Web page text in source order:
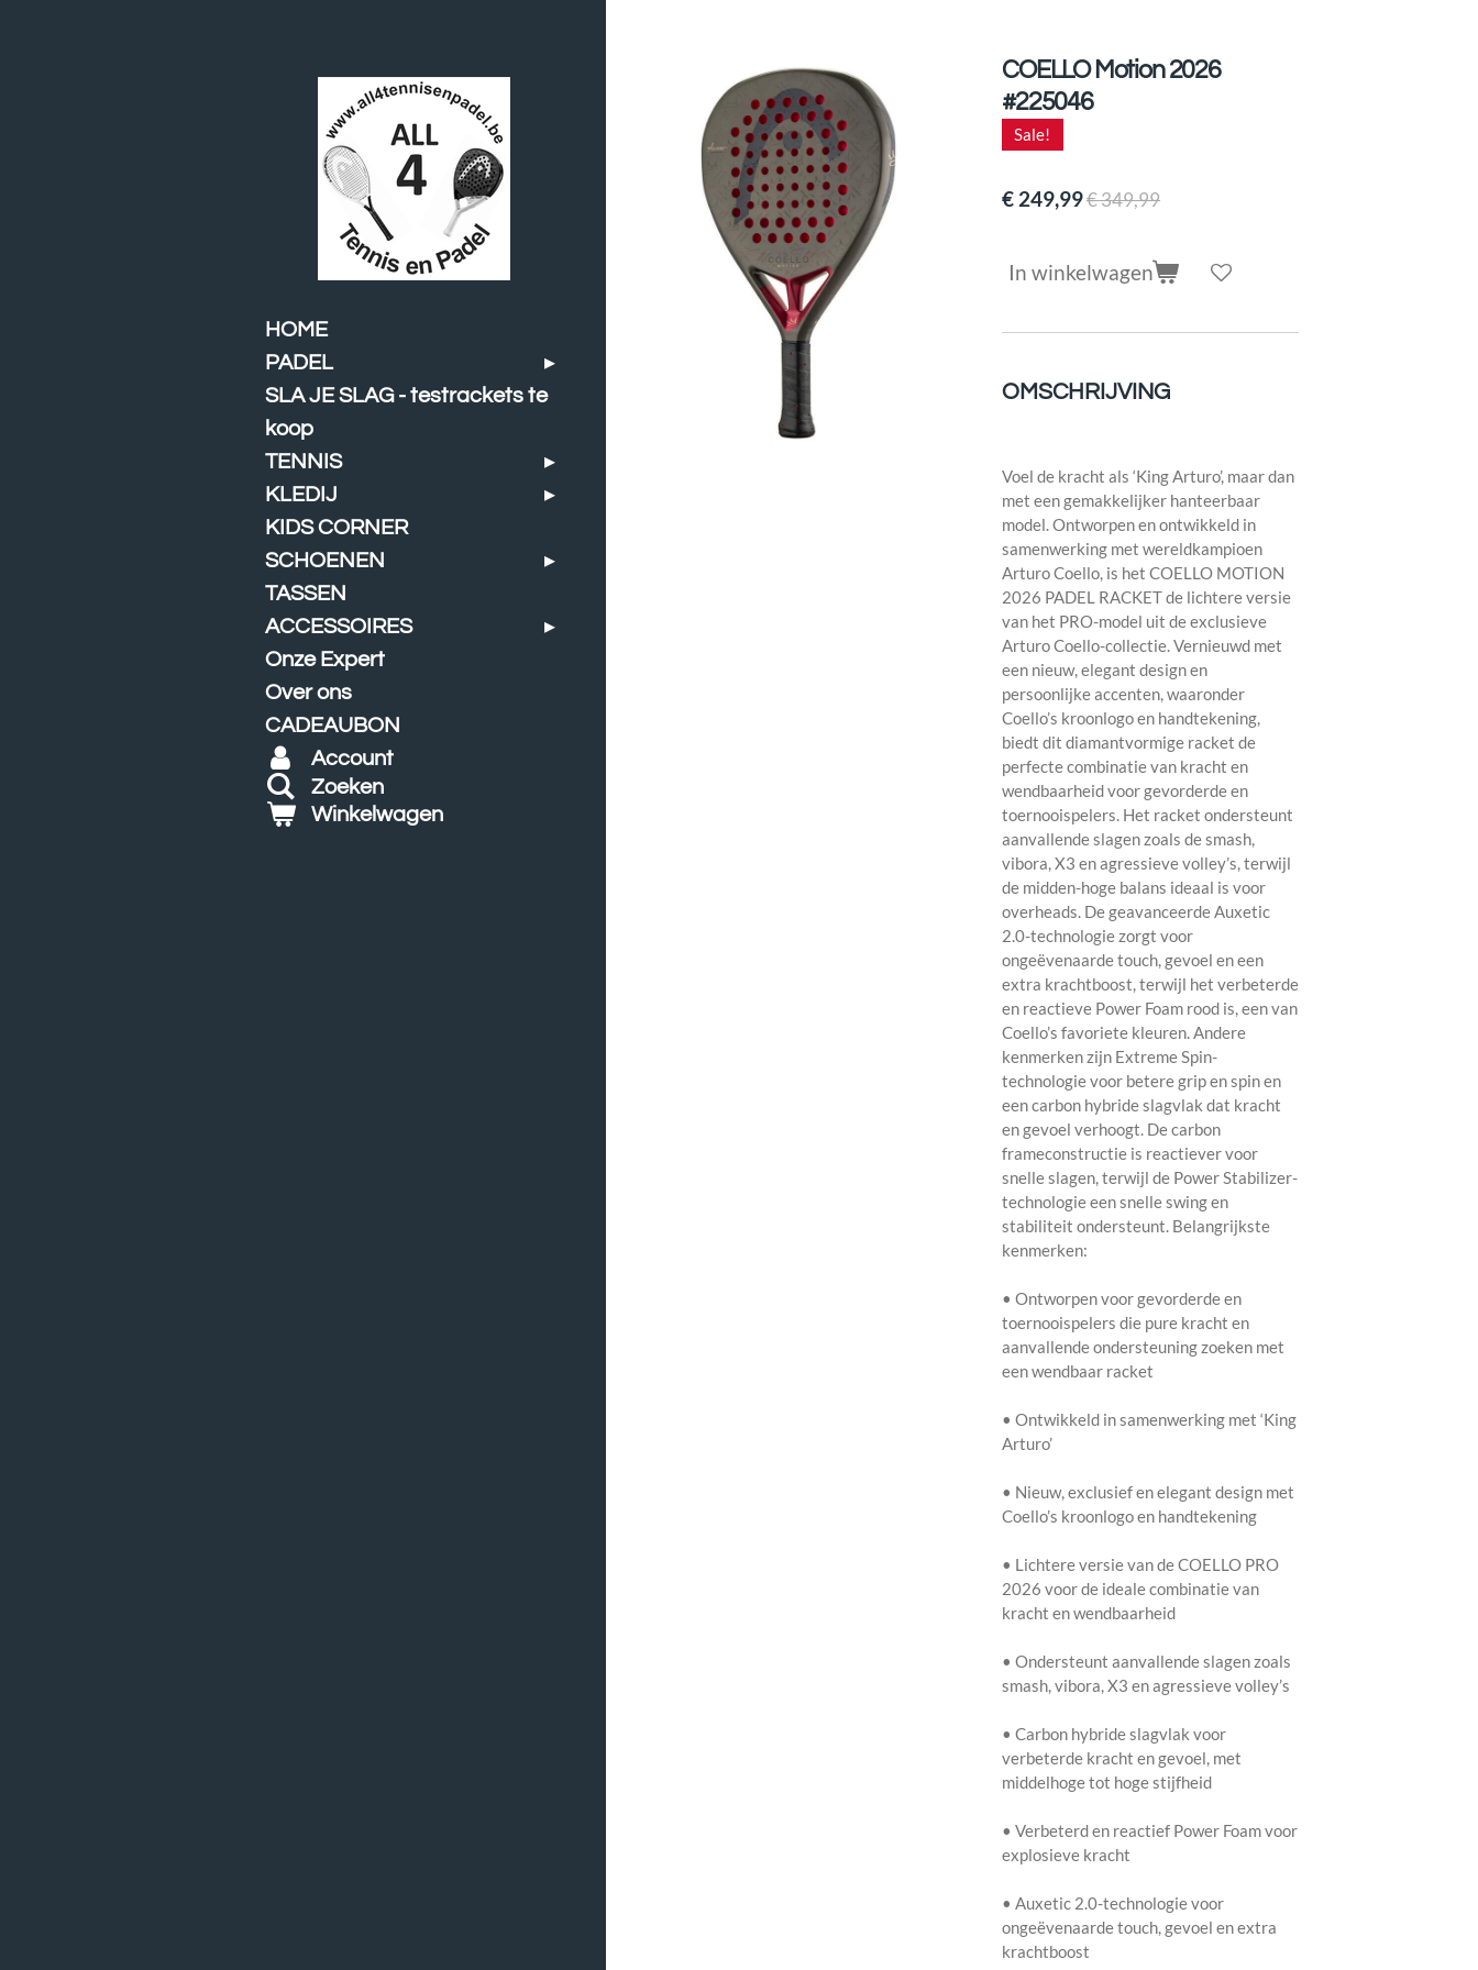
COELLO Motion 2026
#225046
Sale!
€ 249,99€ 349,99
In winkelwagen
OMSCHRIJVING
Voel de kracht als ‘King Arturo’, maar dan
met een gemakkelijker hanteerbaar
model. Ontworpen en ontwikkeld in
samenwerking met wereldkampioen
Arturo Coello, is het COELLO MOTION
2026 PADEL RACKET de lichtere versie
van het PRO-model uit de exclusieve
Arturo Coello-collectie. Vernieuwd met
een nieuw, elegant design en
persoonlijke accenten, waaronder
Coello’s kroonlogo en handtekening,
biedt dit diamantvormige racket de
perfecte combinatie van kracht en
wendbaarheid voor gevorderde en
toernooispelers. Het racket ondersteunt
aanvallende slagen zoals de smash,
vibora, X3 en agressieve volley’s, terwijl
de midden-hoge balans ideaal is voor
overheads. De geavanceerde Auxetic
2.0-technologie zorgt voor
ongeëvenaarde touch, gevoel en een
extra krachtboost, terwijl het verbeterde
en reactieve Power Foam rood is, een van
Coello’s favoriete kleuren. Andere
kenmerken zijn Extreme Spin-
technologie voor betere grip en spin en
een carbon hybride slagvlak dat kracht
en gevoel verhoogt. De carbon
frameconstructie is reactiever voor
snelle slagen, terwijl de Power Stabilizer-
technologie een snelle swing en
stabiliteit ondersteunt. Belangrijkste
kenmerken:
• Ontworpen voor gevorderde en
toernooispelers die pure kracht en
aanvallende ondersteuning zoeken met
een wendbaar racket
• Ontwikkeld in samenwerking met ‘King
Arturo’
• Nieuw, exclusief en elegant design met
Coello’s kroonlogo en handtekening
• Lichtere versie van de COELLO PRO
2026 voor de ideale combinatie van
kracht en wendbaarheid
• Ondersteunt aanvallende slagen zoals
smash, vibora, X3 en agressieve volley’s
• Carbon hybride slagvlak voor
verbeterde kracht en gevoel, met
middelhoge tot hoge stijfheid
• Verbeterd en reactief Power Foam voor
explosieve kracht
• Auxetic 2.0-technologie voor
ongeëvenaarde touch, gevoel en extra
krachtboost
HOME
PADEL
SLA JE SLAG - testrackets te
koop
TENNIS
KLEDIJ
KIDS CORNER
SCHOENEN
TASSEN
ACCESSOIRES
Onze Expert
Over ons
CADEAUBON
Account
Zoeken
Winkelwagen